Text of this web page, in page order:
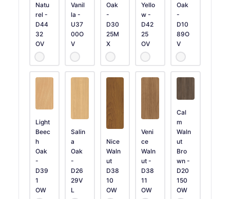
Natu
rel -
D44
32
OV
Vanil
la -
U37
00O
V
Oak
-
D30
25M
X
Yello
w -
D42
25
OV
Oak
-
D10
89O
V
Light
Beec
h
Oak
-
D39
1
OW
Salin
a
Oak
-
D26
29V
L
Nice
Waln
ut
D38
10
OW
Veni
ce
Waln
ut -
D38
11
OW
Cal
m
Waln
ut
Bro
wn -
D20
150
OW